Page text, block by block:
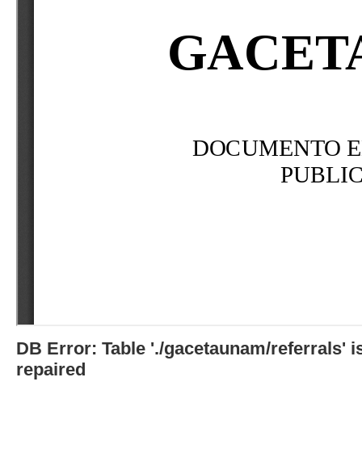
DB Error: Table './gacetaunam/referrals'
repaired